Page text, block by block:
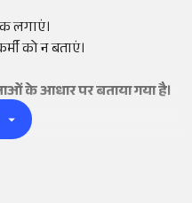
लगाएं।
को न बताएं।
के आधार पर बताया गया है।